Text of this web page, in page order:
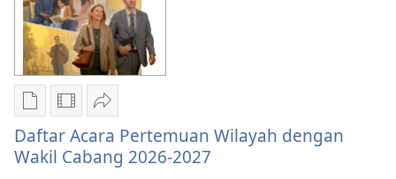
2026-
2027
2026-
2027
Pilihan
download
publikasi
Pilihan
download
video
Bagikan
Daftar
Acara
Pertemuan
Daftar Acara Pertemuan Wilayah dengan
Wakil Cabang 2026-2027